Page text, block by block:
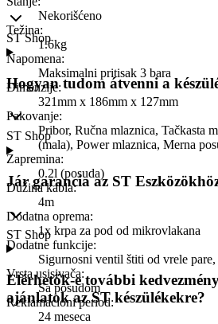
Nekorišćeno
Težina:
1.6kg
Napomena:
Maksimalni pritisak 3 bara
Dimenzije:
321mm x 186mm x 127mm
Pakovanje:
Pribor, Ručna mlaznica, Tačkasta
(mala), Power mlaznica, Merna
Zapremina:
0.2l (posuda)
Dužina kabla:
4m
Dodatna oprema:
1x krpa za pod od mikrovlakana
Dodatne funkcije:
Sigurnosni ventil štiti od vrele
Vrsta usisivača:
Sa posudom
Reklamacioni period:
24 meseca
ST Shop
Hogyan tudom átvenni a
ST Shop
Jár garancia az ST
ST Shop
Elérhetők-e további
ajánlatok az ST készülékekre?